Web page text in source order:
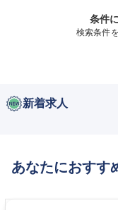
条件
検索条件
新着求人
あなたにおすす